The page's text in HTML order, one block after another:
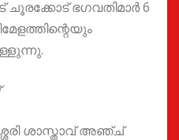
ചൂരക്കോട് ഭഗവതിമാർ 6
ശാസ്താവ് അഞ്ച്